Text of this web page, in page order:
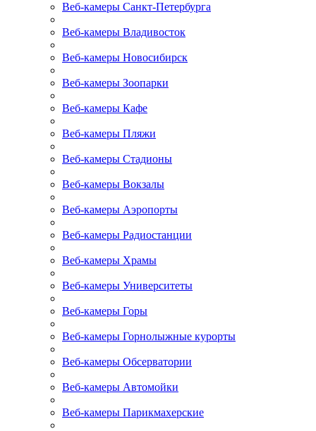
Веб-камеры Санкт-Петербурга
Веб-камеры Владивосток
Веб-камеры Новосибирск
Веб-камеры Зоопарки
Веб-камеры Кафе
Веб-камеры Пляжи
Веб-камеры Стадионы
Веб-камеры Вокзалы
Веб-камеры Аэропорты
Веб-камеры Радиостанции
Веб-камеры Храмы
Веб-камеры Университеты
Веб-камеры Горы
Веб-камеры Горнолыжные курорты
Веб-камеры Обсерватории
Веб-камеры Автомойки
Веб-камеры Парикмахерские